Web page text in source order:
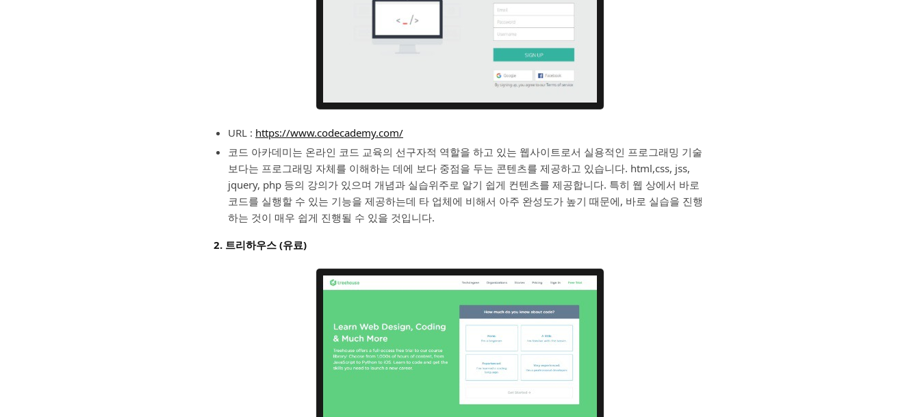
URL : https://www.codecademy.com/
코드 아카데미는 온라인 코드 교육의 선구자적 역할을 하고 있는 웹사이트로서 실용적인 프로그래밍 기술
보다는 프로그래밍 자체를 이해하는 데에 보다 중점을 두는 콘텐츠를 제공하고 있습니다. html,css, jss,
jquery, php 등의 강의가 있으며 개념과 실습위주로 알기 쉽게 컨텐츠를 제공합니다. 특히 웹 상에서 바로
코드를 실행할 수 있는 기능을 제공하는데 타 업체에 비해서 아주 완성도가 높기 때문에, 바로 실습을 진행
하는 것이 매우 쉽게 진행될 수 있을 것입니다.
2. 트리하우스 (유료)